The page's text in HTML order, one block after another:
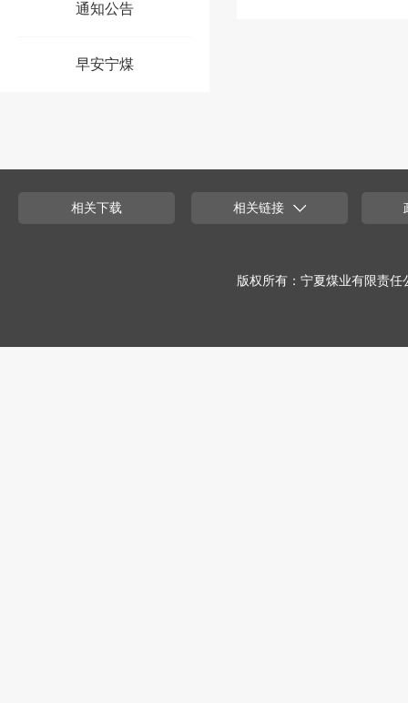
通知公告
早安宁煤
相关下载 相关链接
版权所有：宁夏煤业有限责任